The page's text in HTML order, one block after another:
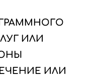
ИЛИ
ИЛИ